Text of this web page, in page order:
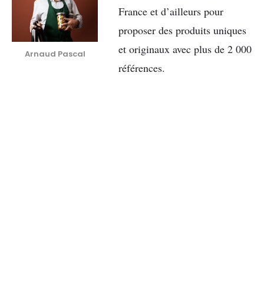
Arnaud Pascal
France et d’ailleurs pour
proposer des produits uniques
et originaux avec plus de 2 000
références.